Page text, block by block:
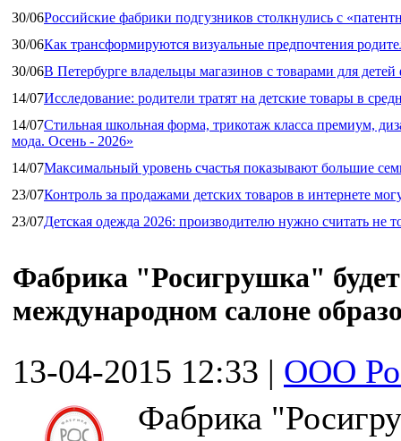
30/06Российские фабрики подгузников столкнулись с
30/06Как трансформируются визуальные предпочтения
30/06В Петербурге владельцы магазинов с товарами для
14/07Исследование: родители тратят на детские товары в
14/07Стильная школьная форма, трикотаж класса премиум,
мода. Осень - 2026»
14/07Максимальный уровень счастья показывают большие
23/07Контроль за продажами детских товаров в интернете
23/07Детская одежда 2026: производителю нужно считать не
Фабрика "Росигрушка"
международном салоне
13-04-2015 12:33 | ООО
Фабрика